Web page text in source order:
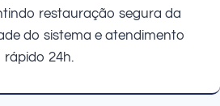
restauração segura da
do sistema e atendimento
rápido 24h.